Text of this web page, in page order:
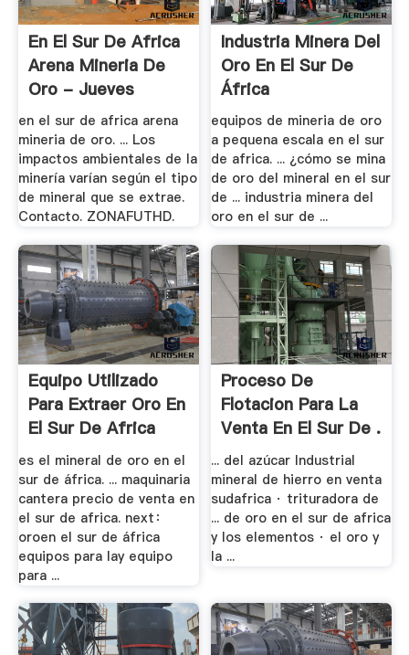
En El Sur De Africa
Arena Mineria De
Oro - Jueves
en el sur de africa arena
mineria de oro. ... Los
impactos ambientales de la
minería varían según el tipo
de mineral que se extrae.
Contacto. ZONAFUTHD.
Industria Minera Del
Oro En El Sur De
África
equipos de mineria de oro
a pequena escala en el sur
de africa. ... ¿cómo se mina
de oro del mineral en el sur
de ... industria minera del
oro en el sur de ...
Equipo Utilizado
Para Extraer Oro En
El Sur De Africa
es el mineral de oro en el
sur de áfrica. ... maquinaria
cantera precio de venta en
el sur de africa. next：
oroen el sur de áfrica
equipos para lay equipo
para ...
Proceso De
Flotacion Para La
Venta En El Sur De .
... del azúcar Industrial
mineral de hierro en venta
sudafrica · trituradora de
... de oro en el sur de africa
y los elementos · el oro y
la ...